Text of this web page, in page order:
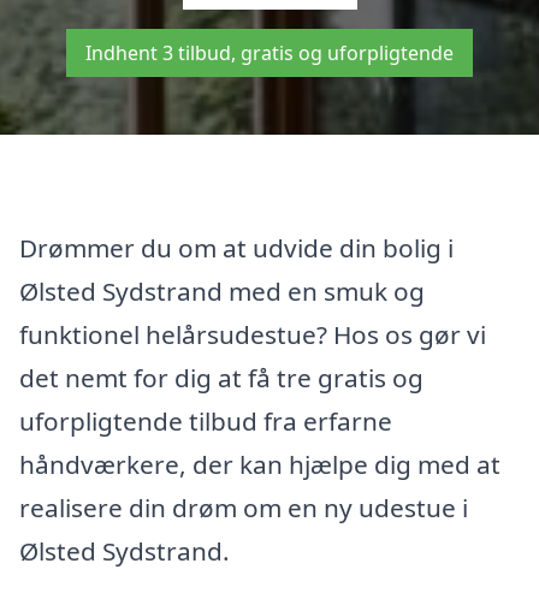
Indhent 3 tilbud, gratis og uforpligtende
Drømmer du om at udvide din bolig i
Ølsted Sydstrand med en smuk og
funktionel helårsudestue? Hos os gør vi
det nemt for dig at få tre gratis og
uforpligtende tilbud fra erfarne
håndværkere, der kan hjælpe dig med at
realisere din drøm om en ny udestue i
Ølsted Sydstrand.